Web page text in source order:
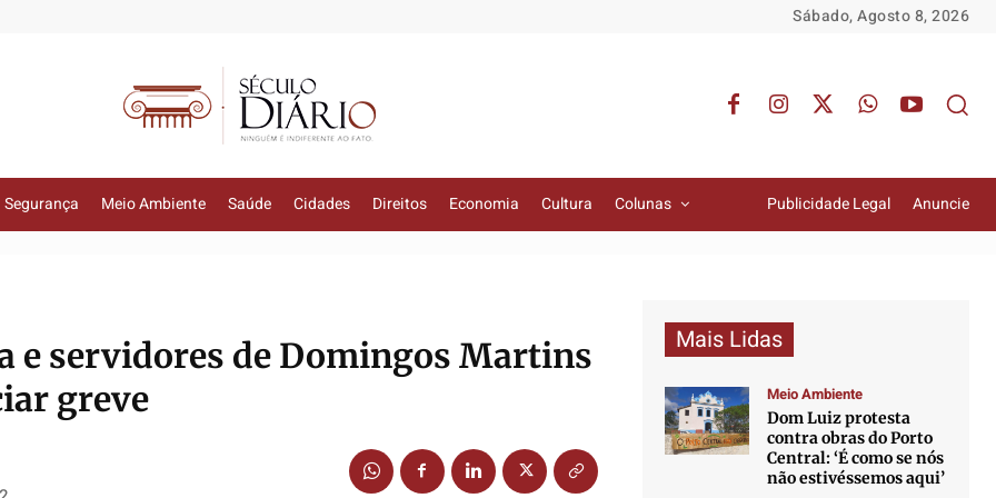
Sábado, Agosto 8, 2026
Segurança Meio Ambiente Saúde Cidades Direitos Economia Cultura Colunas Publicidade Legal Anuncie
e servidores de Domingos Martins
greve
Mais Lidas
Meio Ambiente
Dom Luiz protesta
contra obras do Porto
Central: ‘É como se nós
não estivéssemos aqui’